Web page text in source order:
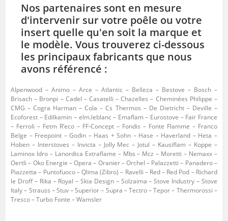
Nos partenaires sont en mesure
d'intervenir sur votre poêle ou votre
insert quelle qu'en soit la marque et
le modèle. Vous trouverez ci-dessous
les principaux fabricants que nous
avons référencé :
Alpenwood – Animo – Arce – Atlantic – Belleza – Bestove – Bosch –
Brisach – Bronpi – Cadel – Casatelli – Chazelles – Cheminées Philippe –
CMG – Cogra Harman – Cola – Cs Thermos – De Dietricht – Deville –
Ecoforest – Edilkamin – elm.leblanc – Emaflam – Eurostove – Fair France
– Ferroli – Fetm R’eco – FF-Concept – Fondis – Fonte Flamme – Franco
Belge – Freepoint – Godin – Haas + Sohn – Hase – Haverland – Heta –
Hoben – Interstoves – Invicta – Jolly Mec – Jotul – Kausiflam – Koppe –
Laminox Idro – Lanordica Extraflame – Mbs – Mcz – Moretti – Nemaxx –
Oertli – Oko Energie – Opera – Oranier – Orchel – Palazzetti – Panadero –
Piazzetta – Puntofuoco – Qlima (Zibro) – Ravelli – Red – Red Pod – Richard
le Droff – Rika – Royal – Skia Design – Solzaima – Stove Industry – Stove
Italy – Strauss – Stuv – Superior – Supra – Tectro – Tepor – Thermorossi –
Tresco – Turbo Fonte – Wamsler